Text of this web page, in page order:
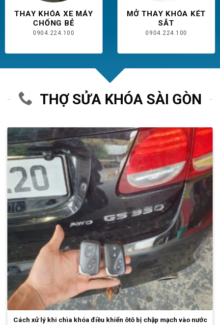
THAY KHÓA XE MÁY
CHỐNG BẺ
0904.224.100
MỞ THAY KHÓA KÉT
SẮT
0904.224.100
THỢ SỬA KHÓA SÀI GÒN
Cách xử lý khi chìa khóa điều khiển ôtô bị chập mạch vào nước